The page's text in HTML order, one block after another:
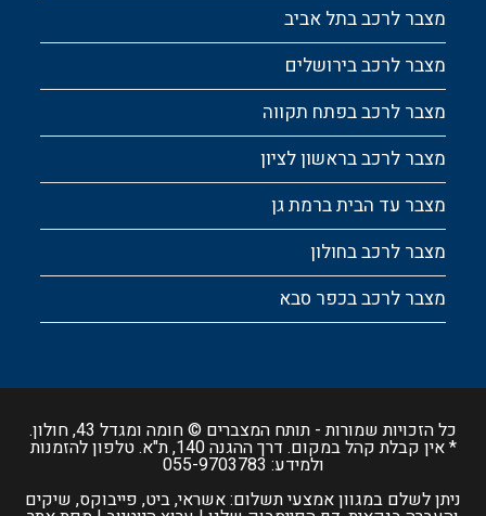
מצבר לרכב בתל אביב
מצבר לרכב בירושלים
מצבר לרכב בפתח תקווה
מצבר לרכב בראשון לציון
מצבר עד הבית ברמת גן
מצבר לרכב בחולון
מצבר לרכב בכפר סבא
כל הזכויות שמורות - תותח המצברים © חומה ומגדל 43, חולון.
* אין קבלת קהל במקום. דרך ההגנה 140, ת"א. טלפון להזמנות
ולמידע: 055-9703783
ניתן לשלם במגוון אמצעי תשלום: אשראי, ביט, פייבוקס, שיקים